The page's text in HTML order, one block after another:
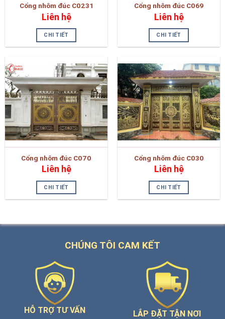
Cổng nhôm đúc C0231
Liên hệ
CHI TIẾT
Cổng nhôm đúc C069
Liên hệ
CHI TIẾT
Cổng nhôm đúc C070
Liên hệ
CHI TIẾT
Cổng nhôm đúc C030
Liên hệ
CHI TIẾT
CHÚNG TÔI CAM KẾT
HỖ TRỢ TƯ VẤN LẮP ĐẶT TẬN NƠI